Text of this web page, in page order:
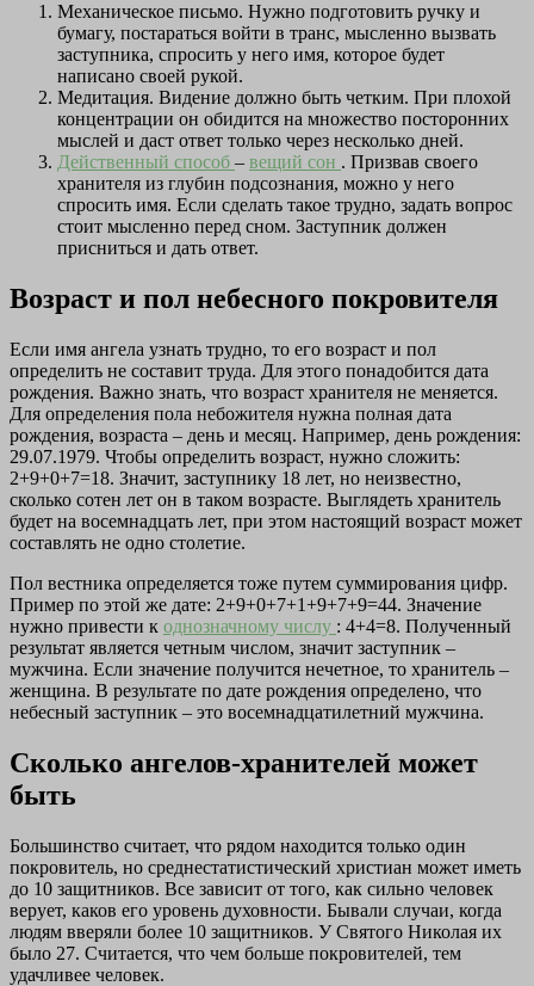
Механическое письмо. Нужно подготовить ручку и
бумагу, постараться войти в транс, мысленно вызвать
заступника, спросить у него имя, которое будет
написано своей рукой.
Медитация. Видение должно быть четким. При плохой
концентрации он обидится на множество посторонних
мыслей и даст ответ только через несколько дней.
Действенный способ – вещий сон . Призвав своего
хранителя из глубин подсознания, можно у него
спросить имя. Если сделать такое трудно, задать вопрос
стоит мысленно перед сном. Заступник должен
присниться и дать ответ.
Возраст и пол небесного покровителя
Если имя ангела узнать трудно, то его возраст и пол
определить не составит труда. Для этого понадобится дата
рождения. Важно знать, что возраст хранителя не меняется.
Для определения пола небожителя нужна полная дата
рождения, возраста – день и месяц. Например, день рождения:
29.07.1979. Чтобы определить возраст, нужно сложить:
2+9+0+7=18. Значит, заступнику 18 лет, но неизвестно,
сколько сотен лет он в таком возрасте. Выглядеть хранитель
будет на восемнадцать лет, при этом настоящий возраст может
составлять не одно столетие.
Пол вестника определяется тоже путем суммирования цифр.
Пример по этой же дате: 2+9+0+7+1+9+7+9=44. Значение
нужно привести к однозначному числу : 4+4=8. Полученный
результат является четным числом, значит заступник –
мужчина. Если значение получится нечетное, то хранитель –
женщина. В результате по дате рождения определено, что
небесный заступник – это восемнадцатилетний мужчина.
Сколько ангелов-хранителей может
быть
Большинство считает, что рядом находится только один
покровитель, но среднестатистический христиан может иметь
до 10 защитников. Все зависит от того, как сильно человек
верует, каков его уровень духовности. Бывали случаи, когда
людям вверяли более 10 защитников. У Святого Николая их
было 27. Считается, что чем больше покровителей, тем
удачливее человек.